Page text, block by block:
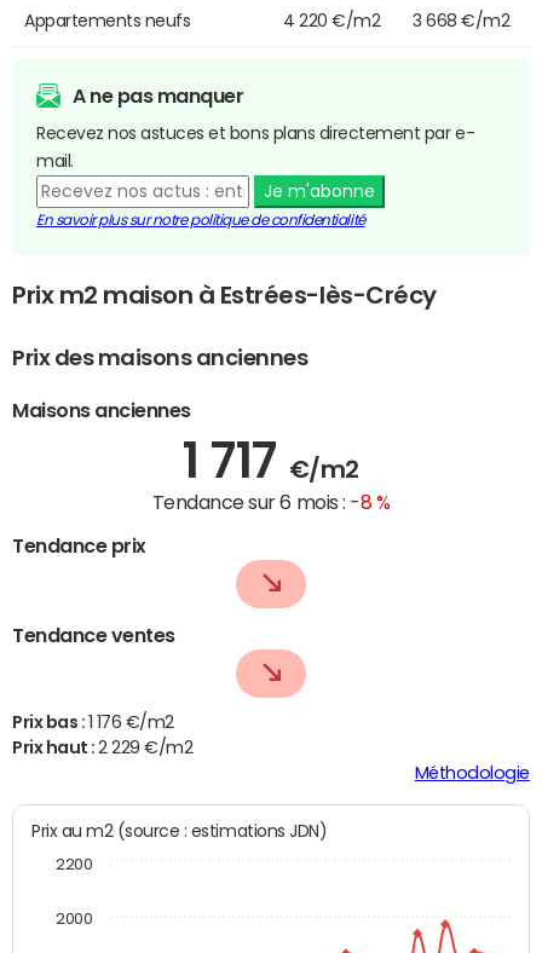
Appartements neufs 4 220 €/m2 3 668 €/m2
A ne pas manquer
Recevez nos astuces et bons plans directement par e-
mail.
Je m'abonne
En savoir plus sur notre politique de confidentialité
Prix m2 maison à Estrées-lès-Crécy
Prix des maisons anciennes
Maisons anciennes
1 717 €/m2
Tendance sur 6 mois : -8 %
Tendance prix
Tendance ventes
Prix bas : 1 176 €/m2
Prix haut :2 229 €/m2
Méthodologie
Prix au m2 (source : estimations JDN)
2000
2200